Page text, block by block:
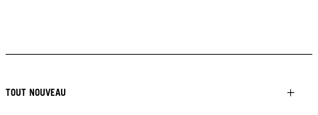
TOUT NOUVEAU